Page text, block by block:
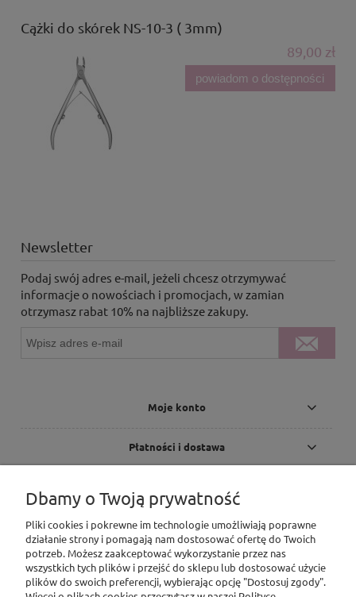
Cążki do skórek NS-10-3 ( 3mm)
89,00 zł
powiadom o dostępności
Newsletter
Podaj swój adres e-mail, jeżeli chcesz otrzymywać
informacje o nowościach i promocjach, w zamian
otrzymasz rabat 10% na najbliższe zakupy.
Moje konto
Płatności i dostawa
O nas
Pomoc
Dbamy o Twoją prywatność
Pliki cookies i pokrewne im technologie umożliwiają poprawne
działanie strony i pomagają nam dostosować ofertę do Twoich
potrzeb. Możesz zaakceptować wykorzystanie przez nas
wszystkich tych plików i przejść do sklepu lub dostosować użycie
plików do swoich preferencji, wybierając opcję "Dostosuj zgody".